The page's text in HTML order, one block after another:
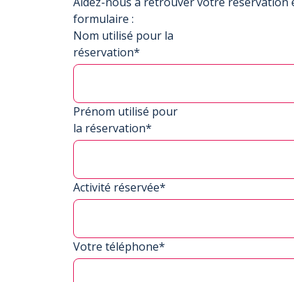
formulaire :
Nom utilisé pour la
réservation*
Prénom utilisé pour
la réservation*
Activité réservée*
Votre téléphone*